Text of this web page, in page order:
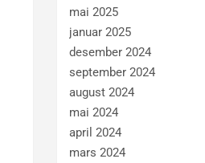
mai 2025
januar 2025
desember 2024
september 2024
august 2024
mai 2024
april 2024
mars 2024